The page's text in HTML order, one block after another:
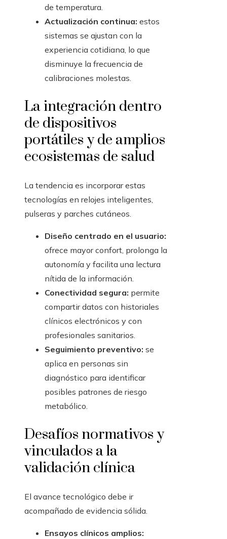
de temperatura.
Actualización continua: estos
sistemas se ajustan con la
experiencia cotidiana, lo que
disminuye la frecuencia de
calibraciones molestas.
La integración dentro
de dispositivos
portátiles y de amplios
ecosistemas de salud
La tendencia es incorporar estas
tecnologías en relojes inteligentes,
pulseras y parches cutáneos.
Diseño centrado en el usuario:
ofrece mayor confort, prolonga la
autonomía y facilita una lectura
nítida de la información.
Conectividad segura: permite
compartir datos con historiales
clínicos electrónicos y con
profesionales sanitarios.
Seguimiento preventivo: se
aplica en personas sin
diagnóstico para identificar
posibles patrones de riesgo
metabólico.
Desafíos normativos y
vinculados a la
validación clínica
El avance tecnológico debe ir
acompañado de evidencia sólida.
Ensayos clínicos amplios: